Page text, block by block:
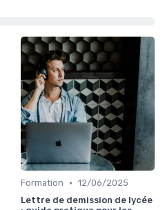
Formation • 12/06/2025
Lettre de demission de lycée